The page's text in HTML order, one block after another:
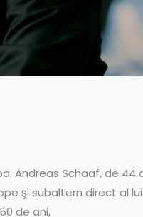
Andreas Schaaf, de 44
şi subaltern direct al
de ani,